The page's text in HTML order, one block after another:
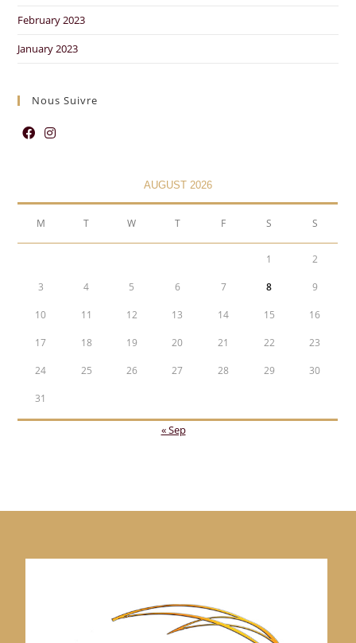
February 2023
January 2023
Nous Suivre
AUGUST 2026
M T W T F S S
1 2
3 4 5 6 7 8 9
10 11 12 13 14 15 16
17 18 19 20 21 22 23
24 25 26 27 28 29 30
31
« Sep